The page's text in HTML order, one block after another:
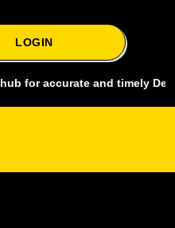
LOGIN
and timely Delhi